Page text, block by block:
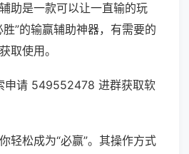
助是一款可以让一直输的玩
”的输赢辅助神器，有需要的
取使用。
申请 549552478 进群获取软
轻松成为“必赢”。其操作方式